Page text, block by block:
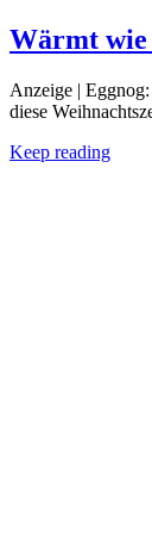
Wärmt
Anzeige |
diese
Keep reading